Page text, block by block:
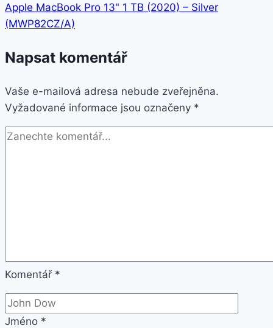
Apple MacBook Pro 13" 1 TB (2020) – Silver
(MWP82CZ/A)
Napsat komentář
Vaše e-mailová adresa nebude zveřejněna.
Vyžadované informace jsou označeny *
Komentář *
Jméno *